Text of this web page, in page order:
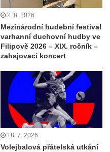
2. 8. 2026
Mezinárodní hudební festival
varhanní duchovní hudby ve
Filipově 2026 – XIX. ročník –
zahajovací koncert
18. 7. 2026
Volejbalová přátelská utkání